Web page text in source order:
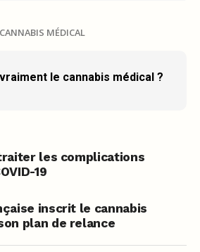
MÉDICAL
le cannabis médical ?
les complications
19
inscrit le cannabis
plan de relance